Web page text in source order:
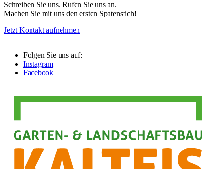
Schreiben Sie uns. Rufen Sie uns an.
Machen Sie mit uns den ersten Spatenstich!
Jetzt Kontakt aufnehmen
Folgen Sie uns auf:
Instagram
Facebook